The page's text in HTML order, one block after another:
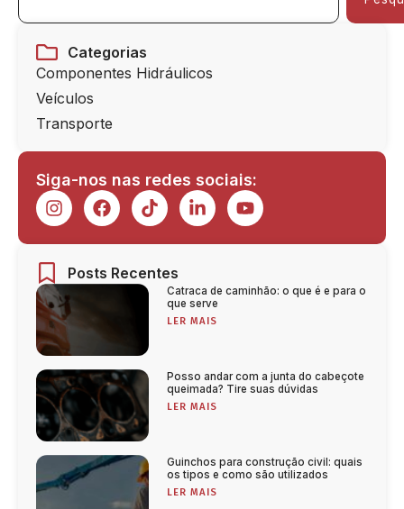
Categorias
Componentes Hidráulicos
Veículos
Transporte
Siga-nos nas redes sociais:
Posts Recentes
Catraca de caminhão: o que é e para o
que serve
LER MAIS
Posso andar com a junta do cabeçote
queimada? Tire suas dúvidas
LER MAIS
Guinchos para construção civil: quais
os tipos e como são utilizados
LER MAIS